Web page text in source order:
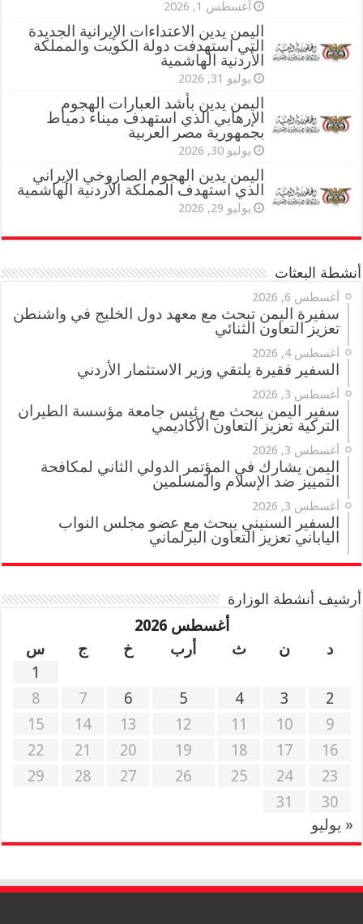
أغسطس 1, 2026
اليمن يدين الاعتداءات الإيرانية الجديدة
التي استهدفت دولة الكويت والمملكة
الأردنية الهاشمية
يوليو 31, 2026
اليمن يدين بأشد العبارات الهجوم
الإرهابي الذي استهدف ميناء دمياط
بجمهورية مصر العربية
يوليو 30, 2026
اليمن يدين الهجوم الصاروخي الإيراني
الذي استهدف المملكة الأردنية الهاشمية
يوليو 29, 2026
أنشطة البعثات
أغسطس 6, 2026
سفيرة اليمن تبحث مع معهد دول الخليج في واشنطن
تعزيز التعاون الثنائي
أغسطس 4, 2026
السفير فقيرة يلتقي وزير الاستثمار الأردني
أغسطس 3, 2026
سفير اليمن يبحث مع رئيس جامعة مؤسسة الطيران
التركية تعزيز التعاون الأكاديمي
أغسطس 3, 2026
اليمن يشارك في المؤتمر الدولي الثاني لمكافحة
التمييز ضد الإسلام والمسلمين
أغسطس 3, 2026
السفير السنيني يبحث مع عضو مجلس النواب
الياباني تعزيز التعاون البرلماني
أرشيف أنشطة الوزارة
أغسطس 2026
د
ن ث أرب خ ج
س
1
2
3
4
5
6
7
8
9
10
11
12
13
14
15
16
17
18
19
20
21
22
23
24
25
26
27
28
29
30
31
« يوليو